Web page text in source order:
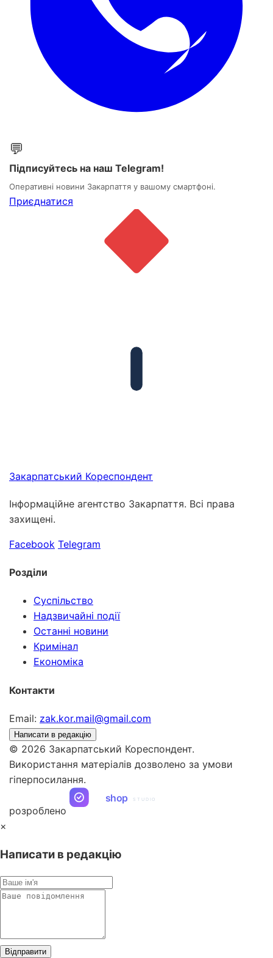
💬
Підписуйтесь на наш Telegram!
Оперативні новини Закарпаття у вашому смартфоні.
Приєднатися
Закарпатський Кореспондент
Інформаційне агентство Закарпаття. Всі права
захищені.
Facebook Telegram
Розділи
Суспільство
Надзвичайні події
Останні новини
Кримінал
Економіка
Контакти
Email: zak.kor.mail@gmail.com
Написати в редакцію
© 2026 Закарпатський Кореспондент.
Використання матеріалів дозволено за умови
гіперпосилання.
розроблено
shop STUDIO
×
Написати в редакцію
Відправити